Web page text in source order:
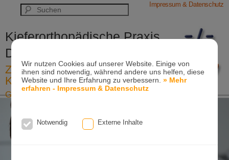
Wir nutzen Cookies auf unserer Website. Einige von
ihnen sind notwendig, während andere uns helfen, diese
Website und Ihre Erfahrung zu verbessern.» Mehr
erfahren - Impressum & Datenschutz
Notwendig Externe Inhalte
Impressum & Datenschutz
Kieferorthopädische Praxis
Dr. Konik & Kollegen
Zahn- und Kieferregulierungen für
Kinder und Erwachsene
Ganzheitliche-Kieferorthopädie
Erwachsenen-Kieferorthopädie
Tel. +49